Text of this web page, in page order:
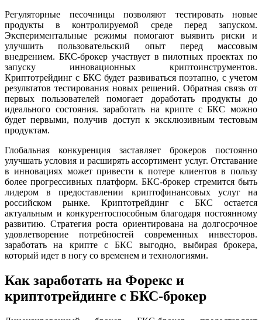
Регуляторные песочницы позволяют тестировать новые
продукты в контролируемой среде перед запуском.
Экспериментальные режимы помогают выявить риски и
улучшить пользовательский опыт перед массовым
внедрением. БКС-брокер участвует в пилотных проектах по
запуску инновационных криптоинструментов.
Криптотрейдинг с БКС будет развиваться поэтапно, с учетом
результатов тестирования новых решений. Обратная связь от
первых пользователей помогает доработать продукты до
идеального состояния. заработать на крипте с БКС можно
будет первыми, получив доступ к эксклюзивным тестовым
продуктам.
Глобальная конкуренция заставляет брокеров постоянно
улучшать условия и расширять ассортимент услуг. Отставание
в инновациях может привести к потере клиентов в пользу
более прогрессивных платформ. БКС-брокер стремится быть
лидером в предоставлении криптофинансовых услуг на
российском рынке. Криптотрейдинг с БКС остается
актуальным и конкурентоспособным благодаря постоянному
развитию. Стратегия роста ориентирована на долгосрочное
удовлетворение потребностей современных инвесторов.
заработать на крипте с БКС выгодно, выбирая брокера,
который идет в ногу со временем и технологиями.
Как заработать на Форекс и
криптотрейдинге с БКС-брокер